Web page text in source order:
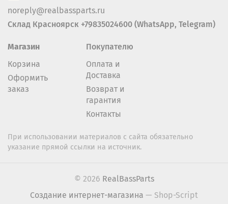
noreply@realbassparts.ru
Склад Красноярск +79835024600 (WhatsApp, Telegram)
Магазин
Корзина
Оформить
заказ
Покупателю
Оплата и
Доставка
Возврат и
гарантия
Контакты
При использовании материалов с сайта обязательно
указание прямой ссылки на источник.
© 2026 RealBassParts
Создание интернет-магазина — Shop-Script